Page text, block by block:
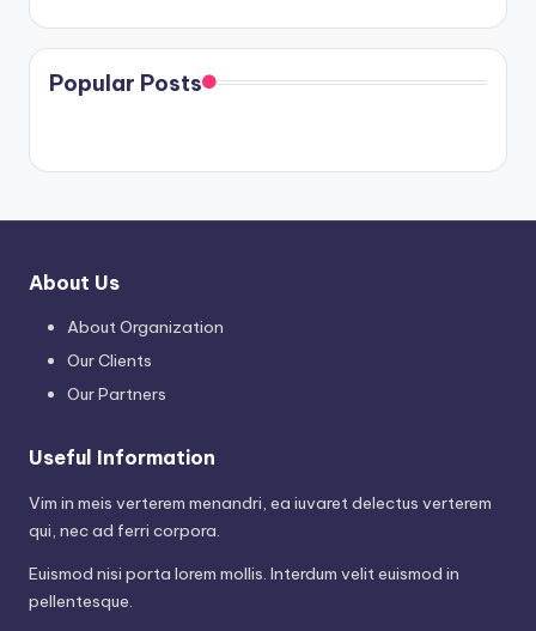
Popular Posts
About Us
About Organization
Our Clients
Our Partners
Useful Information
Vim in meis verterem menandri, ea iuvaret delectus verterem
qui, nec ad ferri corpora.
Euismod nisi porta lorem mollis. Interdum velit euismod in
pellentesque.